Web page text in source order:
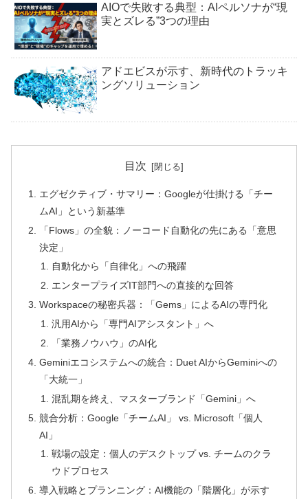
AIOで失敗する典型：AIペルソナが“現
実とズレる”3つの理由
アドエビスが示す、新時代のトラッキ
ングソリューション
目次
エグゼクティブ・サマリー：Googleが仕掛ける「チー
ムAI」という新基準
「Flows」の全貌：ノーコード自動化の先にある「意思
決定」
自動化から「自律化」への飛躍
エンタープライズIT部門への直接的な回答
Workspaceの秘密兵器：「Gems」によるAIの専門化
汎用AIから「専門AIアシスタント」へ
「業務ノウハウ」のAI化
Geminiエコシステムへの統合：Duet AIからGeminiへの
「大統一」
混乱期を終え、マスターブランド「Gemini」へ
競合分析：Google「チームAI」 vs. Microsoft「個人
AI」
戦場の設定：個人のデスクトップ vs. チームのクラ
ウドプロセス
導入戦略とプランニング：AI機能の「階層化」が示す